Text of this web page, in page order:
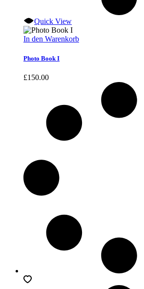
Quick View
In den Warenkorb
Photo Book I
£150.00